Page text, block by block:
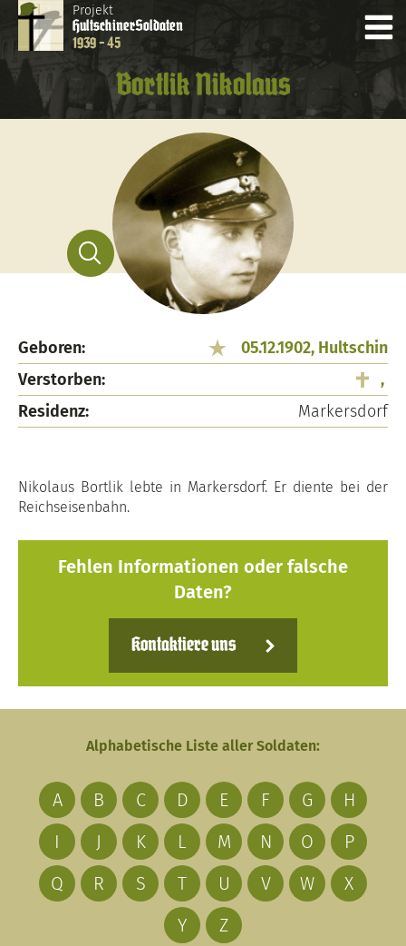
Projekt
HultschinerSoldaten
1939 - 45
Bortlik Nikolaus
Geboren:
05.12.1902, Hultschin
Verstorben:
,
Residenz:
Markersdorf
Nikolaus Bortlik lebte in Markersdorf. Er diente bei der
Reichseisenbahn.
Fehlen Informationen oder falsche
Daten?
Kontaktiere uns
Alphabetische Liste aller Soldaten:
A B C D E F G
H
I
J K L M N O
P
Q
R S T U V W
X
Y
Z